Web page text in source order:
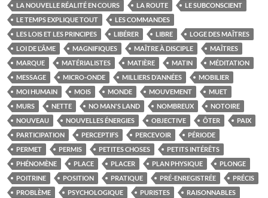
LA NOUVELLE RÉALITÉ EN COURS
LA ROUTE
LE SUBCONSCIENT
LE TEMPS EXPLIQUE TOUT
LES COMMANDES
LES LOIS ET LES PRINCIPES
LIBÉRER LIBRE
LOGE DES MAÎTRES
LOI DE L'ÂME
MAGNIFIQUES MAÎTRE À DISCIPLE
MAÎTRES
MARQUE
MATÉRIALISTES MATIÈRE MATIN
MÉDITATION
MESSAGE
MICRO-ONDE MILLIERS D’ANNÉES
MOBILIER
MOI HUMAIN
MOIS MONDE MOUVEMENT
MUET
MURS
NETTE NO MAN'S LAND NOMBREUX
NOTOIRE
NOUVEAU
NOUVELLES ÉNERGIES OBJECTIVE ÔTER
PAIX
PARTICIPATION
PERCEPTIFS PERCEVOIR
PÉRIODE
PERMET
PERMIS PETITES CHOSES
PETITS INTÉRÊTS
PHÉNOMÈNE
PLACE PLACER PLAN PHYSIQUE
PLONGE
POITRINE
POSITION PRATIQUE PRÉ-ENREGISTRÉE
PRÉCIS
PROBLÈME
PSYCHOLOGIQUE PURISTES
RAISONNABLES